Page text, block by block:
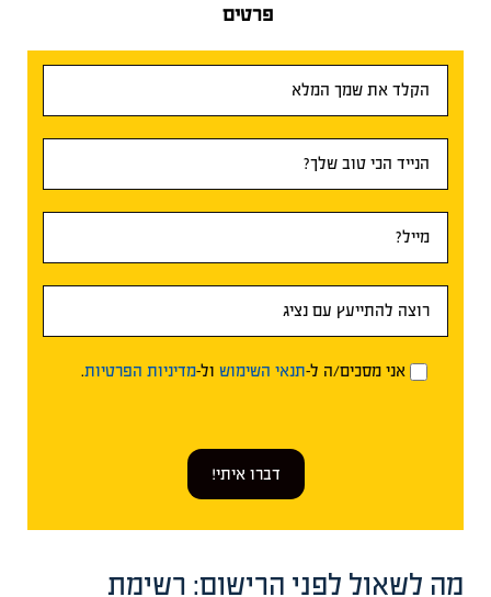
פרטים
ראשי
אני מסכים/ה ל-תנאי השימוש ול-מדיניות הפרטיות.
דברו איתי!
מה לשאול לפני הרישום: רשימת